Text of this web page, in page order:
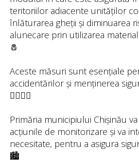
teritoriilor adiacente unităților
înlăturarea gheții și diminuarea
alunecare prin utilizarea
🧂
Aceste măsuri sunt esențiale
accidentărilor și menținerea
🚶‍♀️🚶‍♂️
Primăria municipiului Chișinău
acțiunile de monitorizare și va
necesitate, pentru a asigura
🏙️